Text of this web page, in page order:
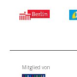
Mitglied von